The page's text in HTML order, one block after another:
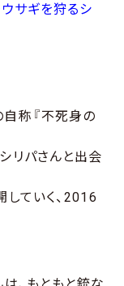
サギを狩るシ
称『不死身の
リパさんと出会
していく、2016